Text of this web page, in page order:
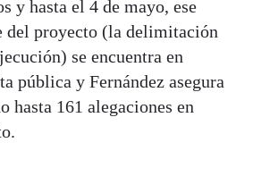
y hasta el 4 de mayo, ese
del proyecto (la delimitación
se encuentra en
pública y Fernández asegura
hasta 161 alegaciones en